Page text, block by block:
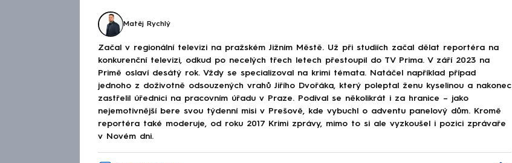
Matěj Rychlý
Začal v regionální televizi na pražském Jižním Městě. Už při studiích začal dělat reportéra na
konkurenční televizi, odkud po necelých třech letech přestoupil do TV Prima. V září 2023 na
Primě oslaví desátý rok. Vždy se specializoval na krimi témata. Natáčel například případ
jednoho z doživotně odsouzených vrahů Jiřího Dvořáka, který poleptal ženu kyselinou a nakonec
zastřelil úřednici na pracovním úřadu v Praze. Podíval se několikrát i za hranice – jako
nejemotivnější bere svou týdenní misi v Prešově, kde vybuchl o adventu panelový dům. Kromě
reportéra také moderuje, od roku 2017 Krimi zprávy, mimo to si ale vyzkoušel i pozici zprávaře
v Novém dni.